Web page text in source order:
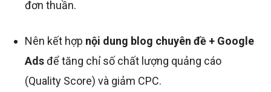
đơn thuần.
Nên kết hợp nội dung blog chuyên đề + Google
Adsđể tăng chỉ số chất lượng quảng cáo
(Quality Score) và giảm CPC.